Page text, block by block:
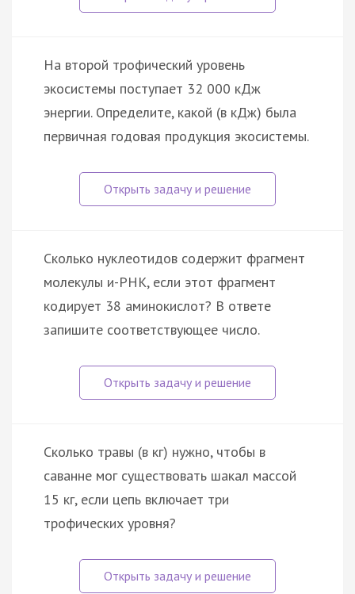
На второй трофический уровень
экосистемы поступает 32 000 кДж
энергии. Определите, какой (в кДж) была
первичная годовая продукция экосистемы.
Сколько нуклеотидов содержит фрагмент
молекулы и-РНК, если этот фрагмент
кодирует 38 аминокислот? В ответе
запишите соответствующее число.
Сколько травы (в кг) нужно, чтобы в
саванне мог существовать шакал массой
15 кг, если цепь включает три
трофических уровня?